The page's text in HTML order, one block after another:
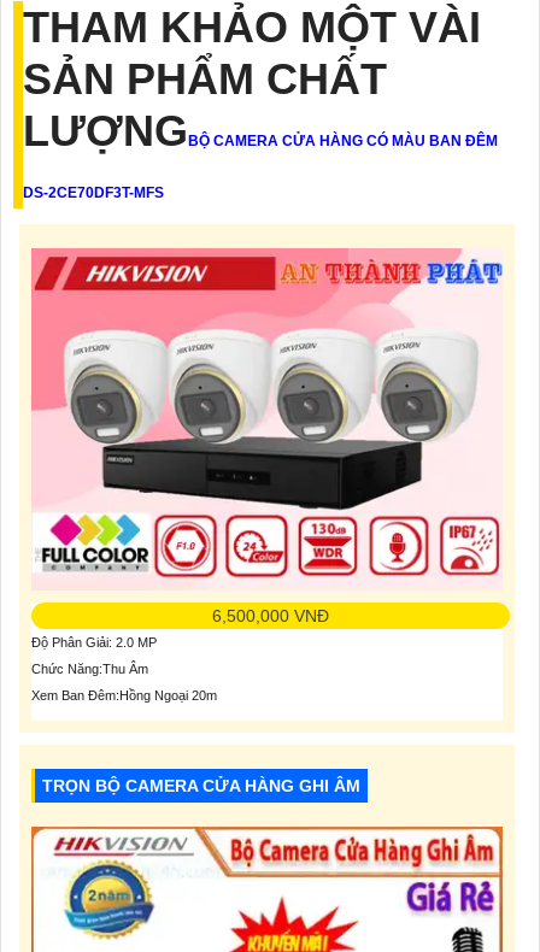
THAM KHẢO MỘT VÀI
SẢN PHẨM CHẤT
LƯỢNGBỘ CAMERA CỬA HÀNG CÓ MÀU BAN ĐÊM
DS-2CE70DF3T-MFS
6,500,000 VNĐ
Độ Phân Giải: 2.0 MP
Chức Năng:Thu Âm
Xem Ban Đêm:Hồng Ngoại 20m
TRỌN BỘ CAMERA CỬA HÀNG GHI ÂM